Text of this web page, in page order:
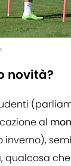
novità?
al
inverno),
qualcosa